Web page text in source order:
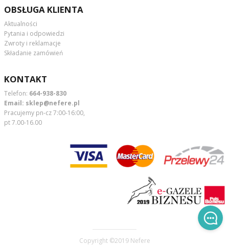
OBSŁUGA KLIENTA
Aktualności
Pytania i odpowiedzi
Zwroty i reklamacje
Składanie zamówień
KONTAKT
Telefon: 664-938-830
Email: sklep@nefere.pl
Pracujemy pn-cz 7:00-16:00,
pt 7.00-16.00
Copyright ©2019 Nefere